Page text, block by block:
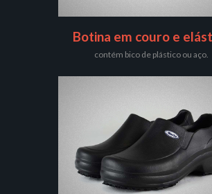
Botina em couro e
contém bico de plástico ou aço.